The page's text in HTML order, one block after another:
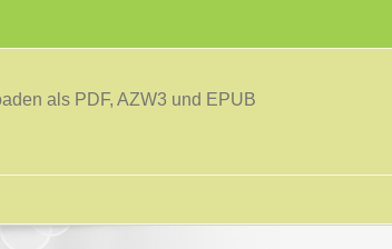
als PDF, AZW3 und EPUB